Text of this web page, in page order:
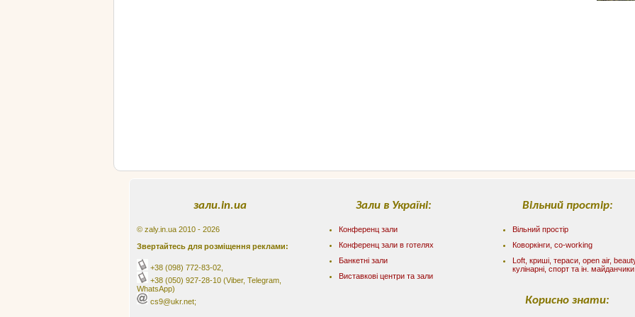
зали.in.ua
© zaly.in.ua 2010 - 2026
Звертайтесь для розміщення реклами:
+38 (098) 772-83-02
+38 (050) 927-28-10 (Viber, Telegram,
WhatsApp)
cs9@ukr.net;
Зали в Україні:
Конференц зали
Конференц зали в готелях
Банкетні зали
Виставкові центри та зали
Вільний простір:
Вільний простір
Коворкінги, co-working
Loft, криші, тераси, оpen air,
кулінарні, спорт та ін. майданчики
Корисно знати: